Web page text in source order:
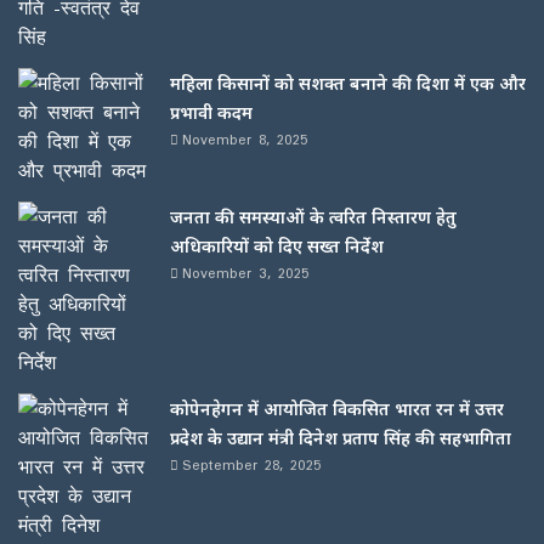
महिला किसानों को सशक्त बनाने की दिशा में एक और
प्रभावी कदम
November 8, 2025
जनता की समस्याओं के त्वरित निस्तारण हेतु
अधिकारियों को दिए सख्त निर्देश
November 3, 2025
कोपेनहेगन में आयोजित विकसित भारत रन में उत्तर
प्रदेश के उद्यान मंत्री दिनेश प्रताप सिंह की सहभागिता
September 28, 2025